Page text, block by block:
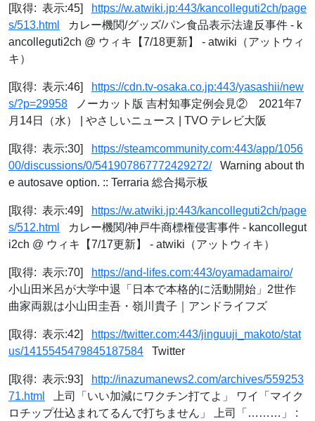
[取得: 表示:45]
https://w.atwiki.jp:443/kancolleguti2ch/page
s/513.html
カレー機関/グッズ/パン食品表示法違反事件 - k
ancolleguti2ch @ ウィキ【7/18更新】 - atwiki（アットウィ
キ）
[取得: 表示:46]
https://cdn.tv-osaka.co.jp:443/yasashii/new
s/?p=29958 ノーカット版 吉村知事定例会見② 2021年7
月14日（水） | やさしいニュース | TVO テレビ大阪
[取得: 表示:30]
https://steamcommunity.com:443/app/1056
00/discussions/0/541907867772429272/Warning about th
e autosave option. :: Terraria 総合掲示板
[取得: 表示:49]
https://w.atwiki.jp:443/kancolleguti2ch/page
s/512.html
カレー機関/神戸牛商標権侵害事件 - kancollegut
i2ch @ ウィキ【7/17更新】 - atwiki（アットウィキ）
[取得: 表示:70]
https://and-lifes.com:443/oyamadamairo/
小山田米呂が大学中退「日本で本格的に活動開始」2世作
曲家両親は小山田圭吾・嶺川貴子｜アンドライフズ
[取得: 表示:42]
https://twitter.com:443/jinguuji_makoto/stat
us/1415545479845187584 Twitter
[取得: 表示:93]
http://inazumanews2.com/archives/559253
71.html
上司「いい加減にワクチン打てよ」 ワイ「マイク
ロチップ仕込まれてるんで打ちません」 上司「………」 :